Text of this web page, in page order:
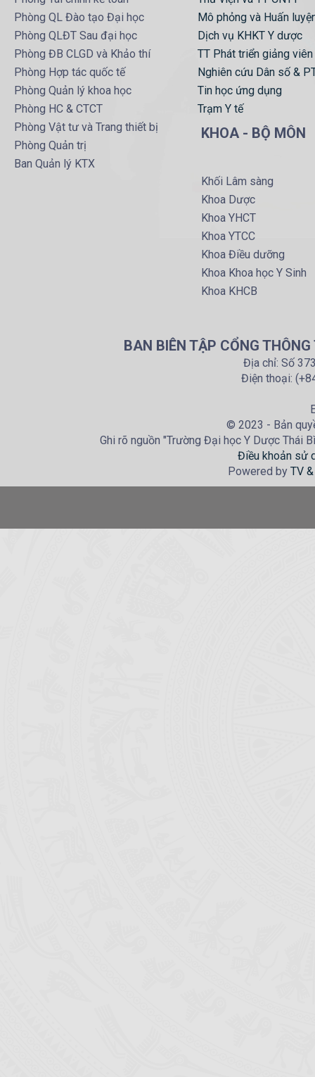
Phòng QL Đào tạo Đại học
Phòng QLĐT Sau đại học
Phòng ĐB CLGD và Khảo thí
Phòng Hợp tác quốc tế
Phòng Quản lý khoa học
Phòng HC & CTCT
Phòng Vật tư và Trang thiết bị
Phòng Quản trị
Ban Quản lý KTX
Mô phỏng và Huấn
Dịch vụ KHKT Y dược
TT Phát triển giảng viên
Nghiên cứu Dân số &
Tin học ứng dụng
Trạm Y tế
KHOA - BỘ MÔN
Khối Lâm sàng
Khoa Dược
Khoa YHCT
Khoa YTCC
Khoa Điều dưỡng
Khoa Khoa học Y Sinh
Khoa KHCB
BAN BIÊN TẬP CỔNG
Địa chỉ: Số
Điện thoại:
© 2023 - Bản
Ghi rõ nguồn "Trường Đại học Y Dược Thái
Điều khoản sử
Powered by TV